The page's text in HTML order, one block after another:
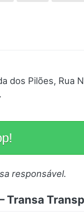
dos Pilões, Rua
responsável.
Transa